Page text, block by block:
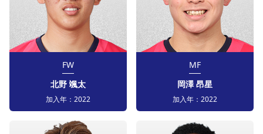
FW
北野 颯太
加入年： 2022
MF
岡澤 昂星
加入年： 2022